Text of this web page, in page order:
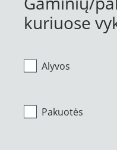
kuriuose
Alyvos
Pakuotės